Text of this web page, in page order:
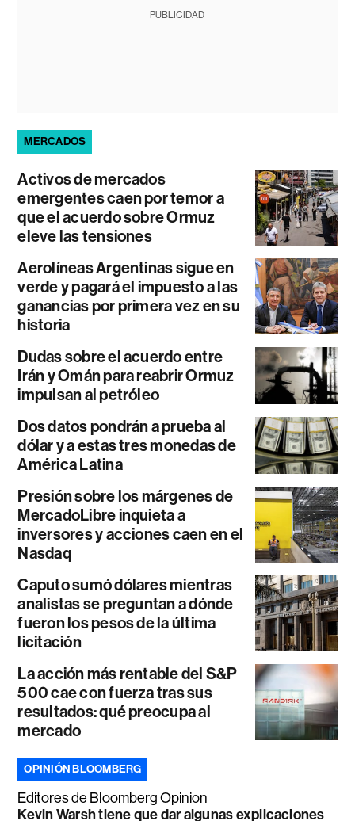
PUBLICIDAD
MERCADOS
Activos de mercados
emergentes caen por temor a
que el acuerdo sobre Ormuz
eleve las tensiones
Aerolíneas Argentinas sigue en
verde y pagará el impuesto a las
ganancias por primera vez en su
historia
Dudas sobre el acuerdo entre
Irán y Omán para reabrir Ormuz
impulsan al petróleo
Dos datos pondrán a prueba al
dólar y a estas tres monedas de
América Latina
Presión sobre los márgenes de
MercadoLibre inquieta a
inversores y acciones caen en el
Nasdaq
Caputo sumó dólares mientras
analistas se preguntan a dónde
fueron los pesos de la última
licitación
La acción más rentable del S&P
500 cae con fuerza tras sus
resultados: qué preocupa al
mercado
OPINIÓN BLOOMBERG
Editores de Bloomberg Opinion
Kevin Warsh tiene que dar algunas explicaciones